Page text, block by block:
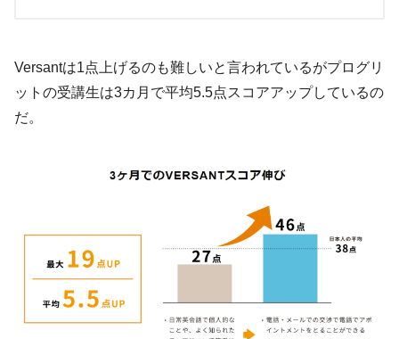
Versantは1点上げるのも難しいと言われているがプログリ
ットの受講生は3カ月で平均5.5点スコアアップしているの
だ。